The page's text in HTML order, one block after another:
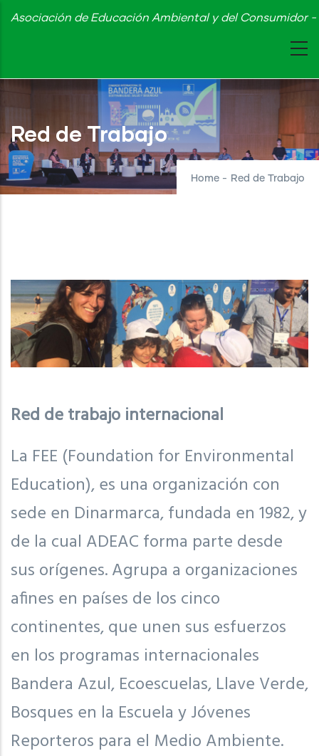
Skip
content
Asociación de Educación Ambiental y del Consumidor
Red de Trabajo
Home - Red de Trabajo
Red de trabajo internacional
La FEE (Foundation for Environmental
Education), es una organización con
sede en Dinarmarca, fundada en 1982, y
de la cual ADEAC forma parte desde
sus orígenes. Agrupa a organizaciones
afines en países de los cinco
continentes, que unen sus esfuerzos
en los programas internacionales
Bandera Azul, Ecoescuelas, Llave Verde,
Bosques en la Escuela y Jóvenes
Reporteros para el Medio Ambiente.